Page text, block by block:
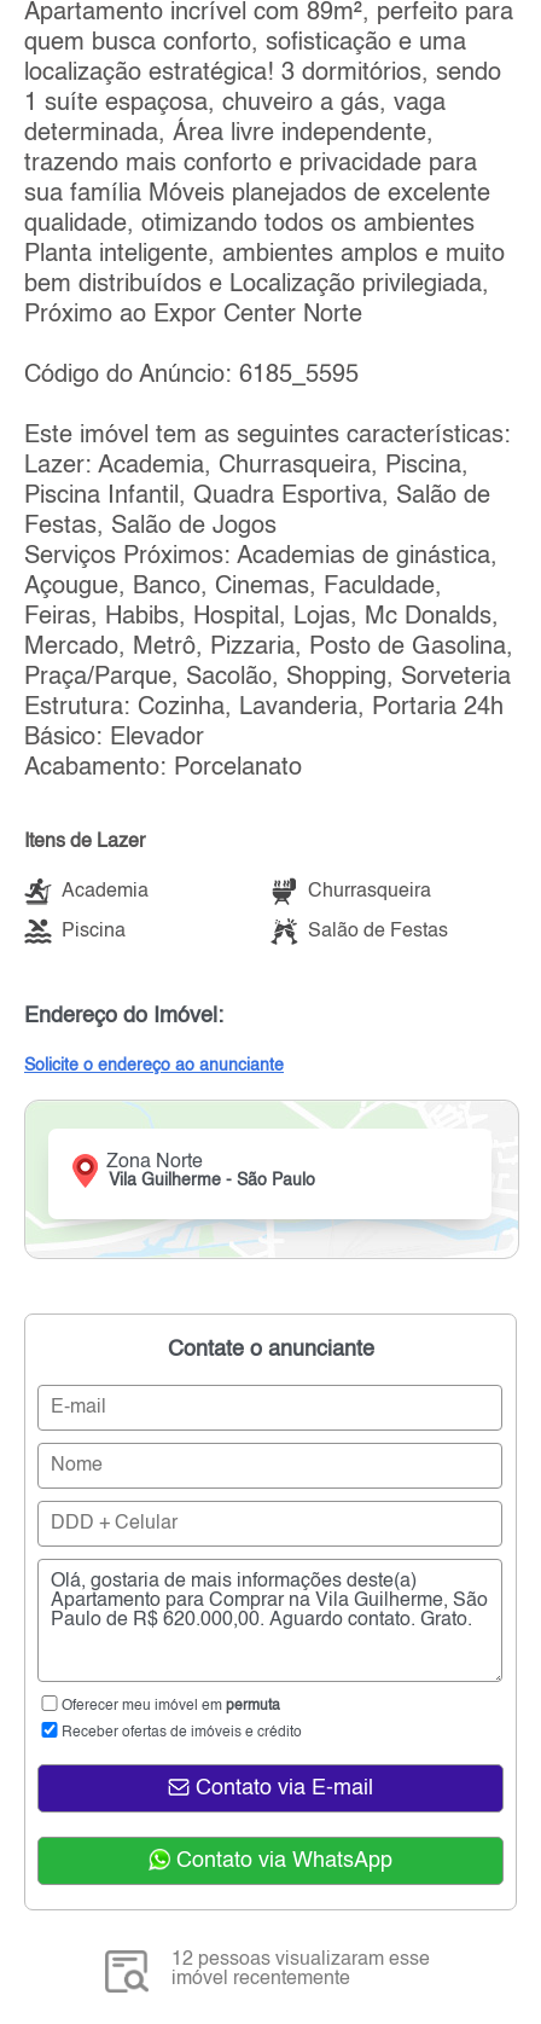
Apartamento incrível com 89m², perfeito para
quem busca conforto, sofisticação e uma
localização estratégica! 3 dormitórios, sendo
1 suíte espaçosa, chuveiro a gás, vaga
determinada, Área livre independente,
trazendo mais conforto e privacidade para
sua família Móveis planejados de excelente
qualidade, otimizando todos os ambientes
Planta inteligente, ambientes amplos e muito
bem distribuídos e Localização privilegiada,
Próximo ao Expor Center Norte
Código do Anúncio: 6185_5595
Este imóvel tem as seguintes características:
Lazer: Academia, Churrasqueira, Piscina,
Piscina Infantil, Quadra Esportiva, Salão de
Festas, Salão de Jogos
Serviços Próximos: Academias de ginástica,
Açougue, Banco, Cinemas, Faculdade,
Feiras, Habibs, Hospital, Lojas, Mc Donalds,
Mercado, Metrô, Pizzaria, Posto de Gasolina,
Praça/Parque, Sacolão, Shopping, Sorveteria
Estrutura: Cozinha, Lavanderia, Portaria 24h
Básico: Elevador
Acabamento: Porcelanato
Itens de Lazer
Academia Churrasqueira
Piscina Salão de Festas
Endereço do Imóvel:
Solicite o endereço ao anunciante
Zona Norte
Vila Guilherme - São Paulo
Contate o anunciante
Oferecer meu imóvel em permuta
Receber ofertas de imóveis e crédito
Contato via E-mail
Contato via WhatsApp
12 pessoas visualizaram esse
imóvel recentemente